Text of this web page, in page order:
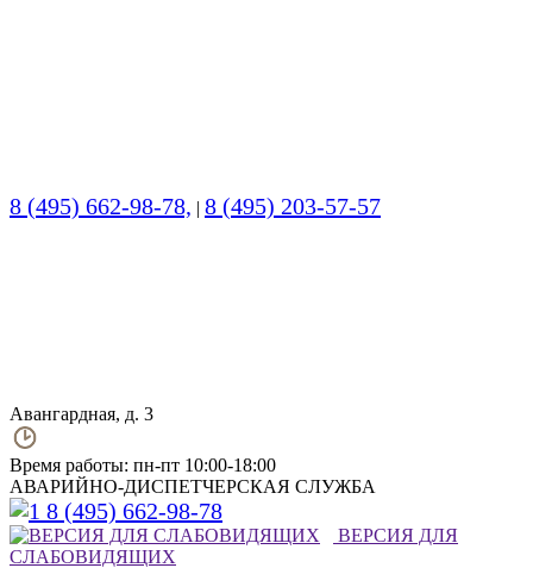
8 (495) 662-98-78, | 8 (495) 203-57-57
Авангардная, д. 3
Время работы: пн-пт 10:00-18:00
АВАРИЙНО-ДИСПЕТЧЕРСКАЯ СЛУЖБА
8 (495) 662-98-78
ВЕРСИЯ ДЛЯ
СЛАБОВИДЯЩИХ